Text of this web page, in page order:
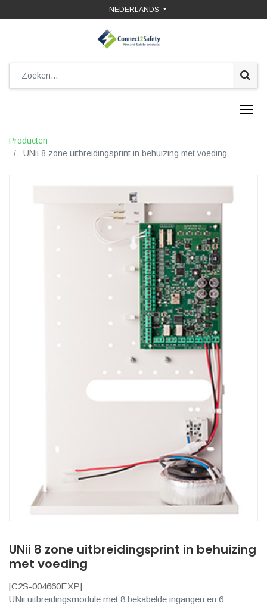
NEDERLANDS
Producten
UNii 8 zone uitbreidingsprint in behuizing met voeding
UNii 8 zone uitbreidingsprint in behuizing
met voeding
[C2S-004660EXP]
UNii uitbreidingsmodule met 8 bekabelde ingangen en 6